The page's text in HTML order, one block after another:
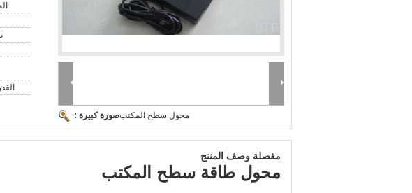
صورة كبيرة :محول سطح المكتب
مفصلة وصف المنتج
محول طاقة سطح المكتب